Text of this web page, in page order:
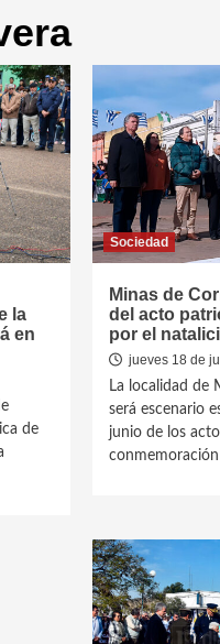
la
en
de
Sociedad
Minas de
del acto
por el
jueves 18 de
La localidad de
será escenario
junio de los
conmemoración